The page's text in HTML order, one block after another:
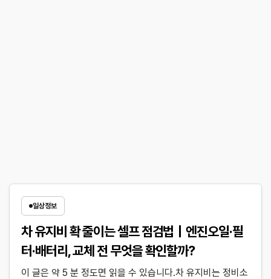
일상정보
차 유지비 확 줄이는 셀프 점검법｜엔진오일·필
터·배터리, 교체 전 무엇을 확인할까?
이 글은 약 5 분 정도면 읽을 수 있습니다.차 유지비는 정비소